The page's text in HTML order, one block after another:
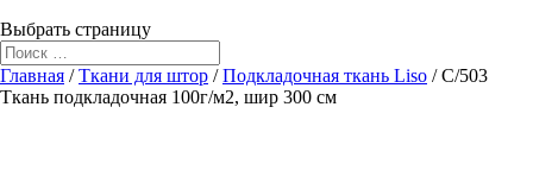
Выбрать страницу
Главная /Ткани для штор /Подкладочная ткань Liso / C/503
Ткань подкладочная 100г/м2, шир 300 см